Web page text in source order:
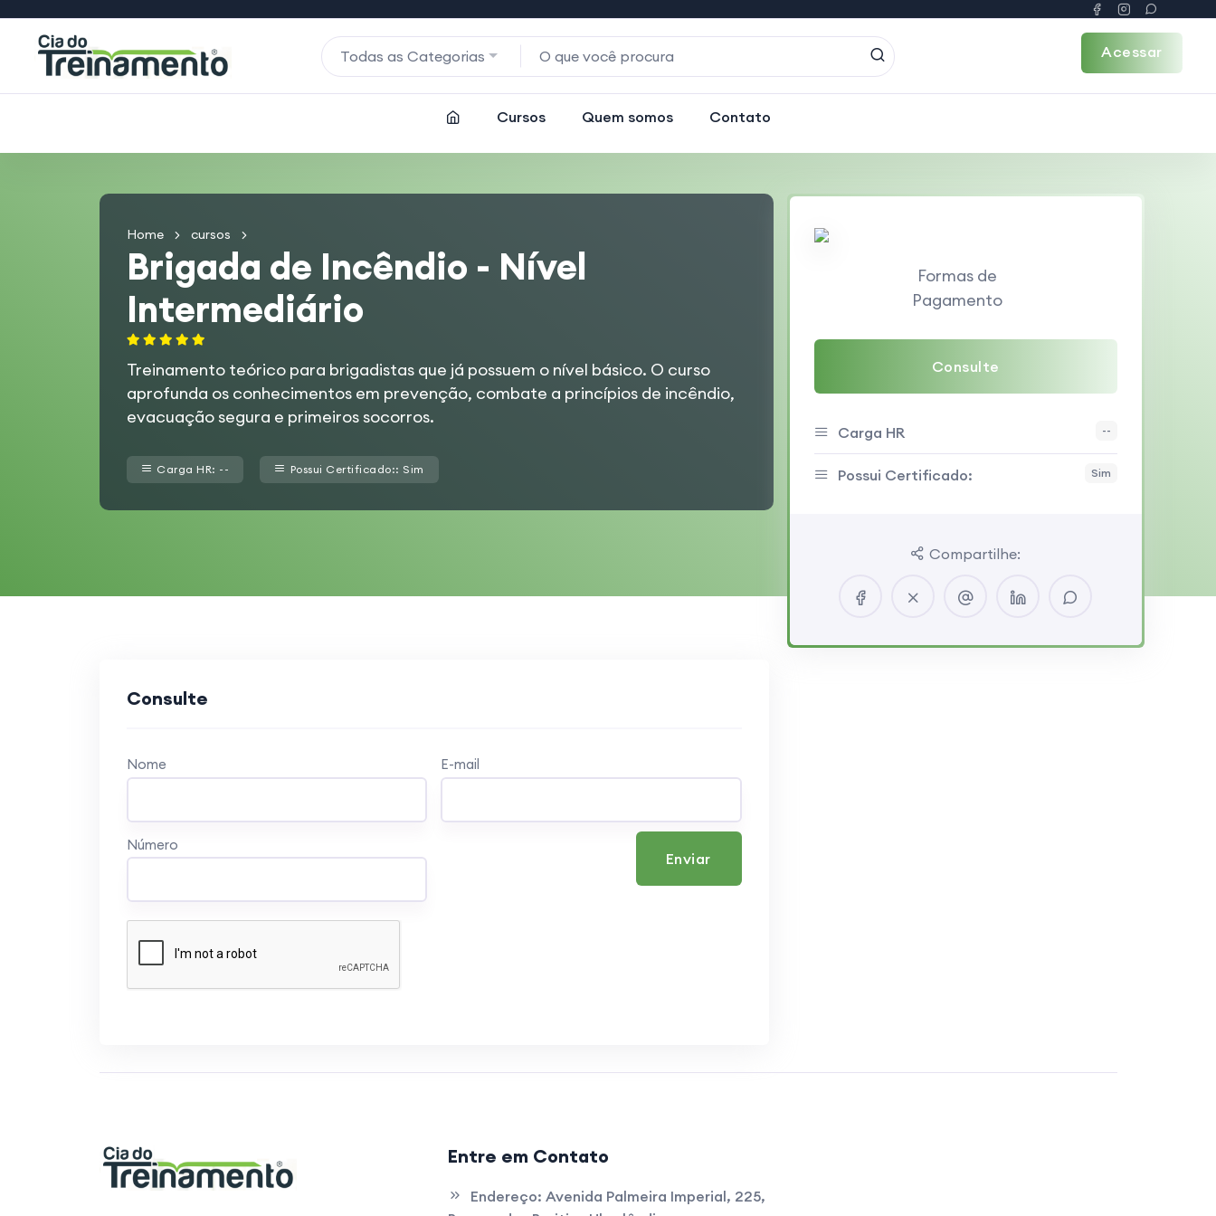
Todas as Categorias Acessar
Cursos Quem somos Contato
Home cursos
Brigada de Incêndio - Nível
Intermediário
Treinamento teóricopara brigadistas que já possuem o nível básico. O curso
aprofunda os conhecimentos em prevenção, combate a princípios de incêndio,
evacuação segura e primeiros socorros.
Carga HR: -- Possui Certificado:: Sim
Formas de
Pagamento
Consulte
Carga HR --
Possui Certificado: Sim
Compartilhe:
Consulte
Nome E-mail
Número
Enviar
Entre em Contato
Endereço: Avenida Palmeira Imperial, 225,